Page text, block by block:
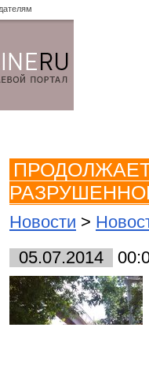
Новости >
05.07.2014